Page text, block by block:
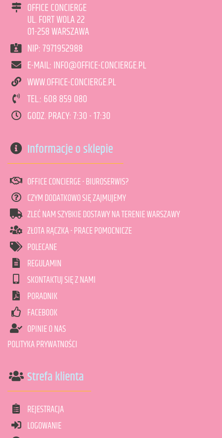
DODAJ DO KOSZYKA
OFFICE CONCIERGE
UL. FORT WOLA 22
01-258 WARSZAWA
NIP: 7971952988
E-MAIL: INFO@OFFICE-CONCIERGE.PL
WWW.OFFICE-CONCIERGE.PL
TEL.: 608 859 080
GODZ. PRACY: 7:30 - 17:30
Informacje o sklepie
OFFICE CONCIERGE - BIUROSERWIS?
CZYM DODATKOWO SIĘ ZAJMUJEMY
ZLEĆ NAM SZYBKIE DOSTAWY NA TERENIE WARSZAWY
ZŁOTA RĄCZKA - PRACE POMOCNICZE
POLECANE
REGULAMIN
SKONTAKTUJ SIĘ Z NAMI
PORADNIK
FACEBOOK
OPINIE O NAS
POLITYKA PRYWATNOŚCI
Strefa klienta
REJESTRACJA
LOGOWANIE